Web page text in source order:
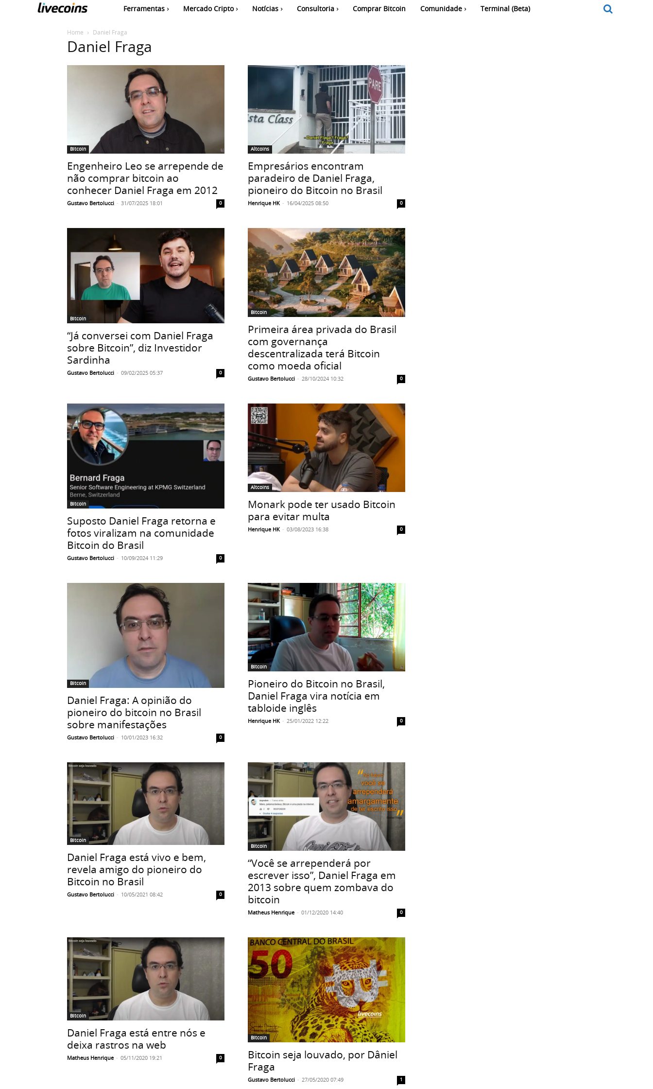
Ferramentas Mercado Cripto Notícias Consultoria Comprar Bitcoin Comunidade Terminal (Beta)
Home Daniel Fraga
Daniel Fraga
Bitcoin
Engenheiro Leo se arrepende de
não comprar bitcoin ao
conhecer Daniel Fraga em 2012
Gustavo Bertolucci - 31/07/2025 18:01 0
Altcoins
Empresários encontram
paradeiro de Daniel Fraga,
pioneiro do Bitcoin no Brasil
Henrique HK - 16/04/2025 08:50 0
Bitcoin
“Já conversei com Daniel Fraga
sobre Bitcoin”, diz Investidor
Sardinha
Gustavo Bertolucci - 09/02/2025 05:37 0
Bitcoin
Primeira área privada do Brasil
com governança
descentralizada terá Bitcoin
como moeda oficial
Gustavo Bertolucci - 28/10/2024 10:32 0
Bitcoin
Suposto Daniel Fraga retorna e
fotos viralizam na comunidade
Bitcoin do Brasil
Gustavo Bertolucci - 10/09/2024 11:29 0
Altcoins
Monark pode ter usado Bitcoin
para evitar multa
Henrique HK - 03/08/2023 16:38 0
Bitcoin
Daniel Fraga: A opinião do
pioneiro do bitcoin no Brasil
sobre manifestações
Gustavo Bertolucci - 10/01/2023 16:32 0
Bitcoin
Pioneiro do Bitcoin no Brasil,
Daniel Fraga vira notícia em
tabloide inglês
Henrique HK - 25/01/2022 12:22 0
Bitcoin
Daniel Fraga está vivo e bem,
revela amigo do pioneiro do
Bitcoin no Brasil
Gustavo Bertolucci - 10/05/2021 08:42 0
Bitcoin
“Você se arrependerá por
escrever isso”, Daniel Fraga em
2013 sobre quem zombava do
bitcoin
Matheus Henrique - 01/12/2020 14:40 0
Bitcoin
Daniel Fraga está entre nós e
deixa rastros na web
Matheus Henrique - 05/11/2020 19:21 0
Bitcoin
Bitcoin seja louvado, por Dâniel
Fraga
Gustavo Bertolucci - 27/05/2020 07:49 1